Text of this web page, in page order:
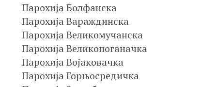
Парохија Болфанска
Парохија Вараждинска
Парохија Великомучанска
Парохија Великопоганачка
Парохија Војаковачка
Парохија Горњосредичка